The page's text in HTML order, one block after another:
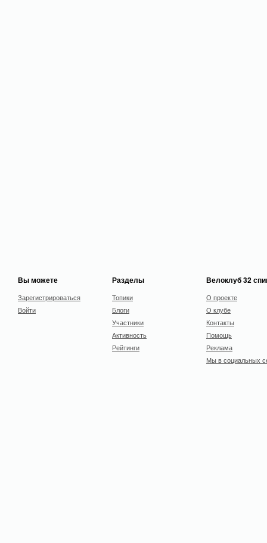
Вы можете
Зарегистрироваться
Войти
Разделы
Топики
Блоги
Участники
Активность
Рейтинги
Велоклуб 32
О проекте
О клубе
Контакты
Помощь
Реклама
Мы в социальных